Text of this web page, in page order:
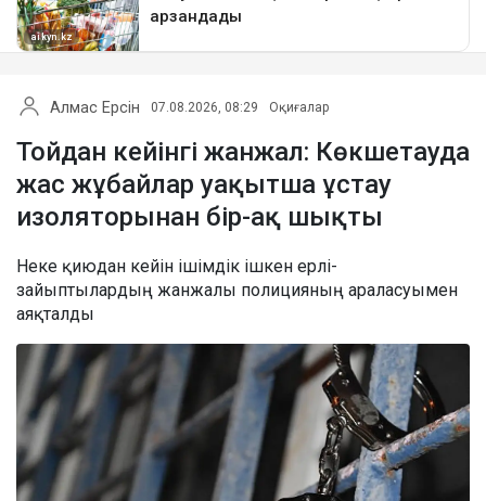
Алмас Ерсін 07.08.2026, 08:29 Оқиғалар
Тойдан кейінгі жанжал: Көкшетауда
жас жұбайлар уақытша ұстау
изоляторынан бір-ақ шықты
Неке қиюдан кейін ішімдік ішкен ерлі-
зайыптылардың жанжалы полицияның араласуымен
аяқталды